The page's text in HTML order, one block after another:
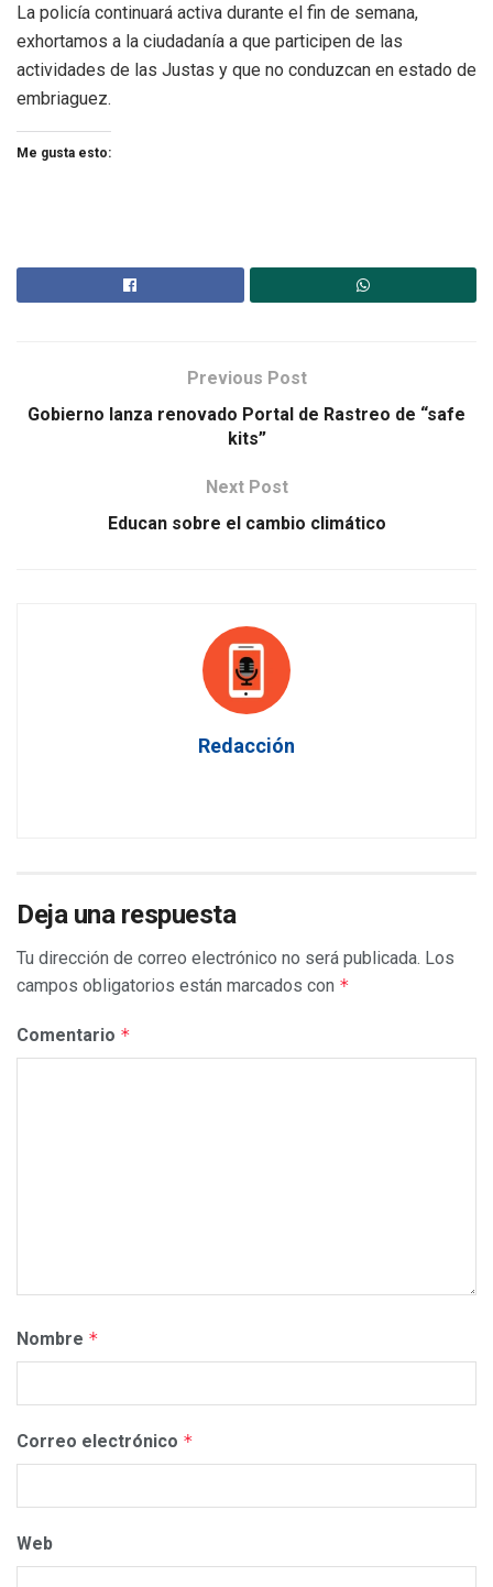
La policía continuará activa durante el fin de semana,
exhortamos a la ciudadanía a que participen de las
actividades de las Justas y que no conduzcan en estado de
embriaguez.
Me gusta esto:
Previous Post
Gobierno lanza renovado Portal de Rastreo de “safe
kits”
Next Post
Educan sobre el cambio climático
Redacción
Deja una respuesta
Tu dirección de correo electrónico no será publicada. Los
campos obligatorios están marcados con *
Comentario *
Nombre *
Correo electrónico *
Web